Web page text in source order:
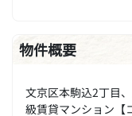
物件概要
文京区本駒込2丁目
級賃貸マンション【